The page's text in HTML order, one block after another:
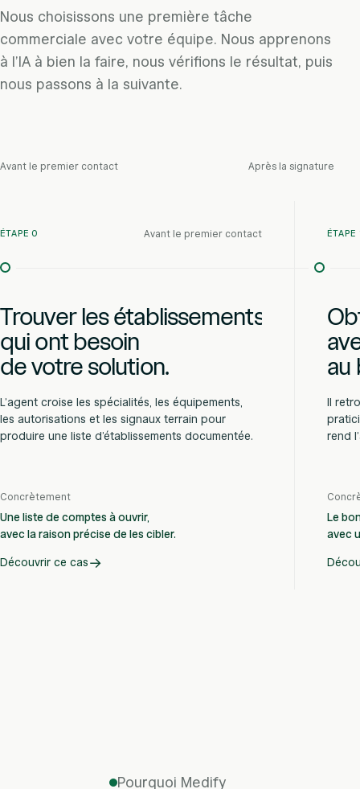
Nous choisissons une première tâche
commerciale avec votre équipe. Nous apprenons
à l’IA à bien la faire, nous vérifions le résultat, puis
nous passons à la suivante.
Avant le premier contact Après la signature
ÉTAPE 0 Avant le premier contact
Trouver les établissements
qui ont besoin
de votre solution.
L’agent croise les spécialités, les équipements,
les autorisations et les signaux terrain pour
produire une liste d’établissements documentée.
Concrètement
Une liste de comptes à ouvrir,
avec la raison précise de les cibler.
Découvrir ce cas→
ÉTAPE
au
Il
rend
Le
avec
Pourquoi Medify